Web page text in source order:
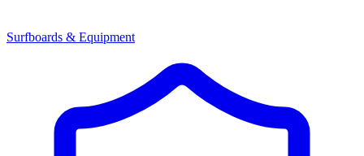
Surfboards & Equipment